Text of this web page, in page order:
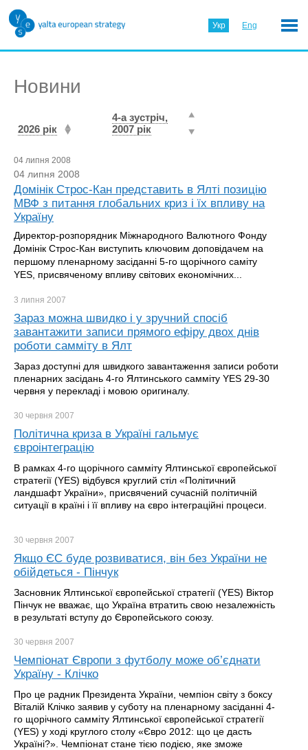
Укр Eng
Новини
2026 рік
4-а зустріч,
2007 рік
04 липня 2008
04 липня 2008
Домінік Строс-Кан представить в Ялті позицію
МВФ з питання глобальних криз і їх впливу на
Україну
Директор-розпорядник Міжнародного Валютного Фонду
Домінік Строс-Кан виступить ключовим доповідачем на
першому пленарному засіданні 5-го щорічного саміту
YES, присвяченому впливу світових економічних...
3 липня 2007
Зараз можна швидко і у зручний спосіб
завантажити записи прямого ефіру двох днів
роботи самміту в Ялт
Зараз доступні для швидкого завантаження записи роботи
пленарних засідань 4-го Ялтинського самміту YES 29-30
червня у перекладі і мовою оригиналу.
30 червня 2007
Політична криза в Україні гальмує
євроінтеграцію
В рамках 4-го щорічного самміту Ялтинської європейської
стратегії (YES) відбувся круглий стіл «Політичний
ландшафт України», присвячений сучасній політичній
ситуації в країні і її впливу на євро інтеграційні процеси.
30 червня 2007
Якщо ЄС буде розвиватися, він без України не
обійдеться - Пінчук
Засновник Ялтинської європейської стратегії (YES) Віктор
Пінчук не вважає, що Україна втратить свою незалежність
в результаті вступу до Європейського союзу.
30 червня 2007
Чемпіонат Європи з футболу може об’єднати
Україну - Клічко
Про це радник Президента України, чемпіон світу з боксу
Віталій Клічко заявив у суботу на пленарному засіданні 4-
го щорічного самміту Ялтинської європейської стратегії
(YES) у ході круглого столу «Євро 2012: що це дасть
Україні?». Чемпіонат стане тією подією, яке зможе